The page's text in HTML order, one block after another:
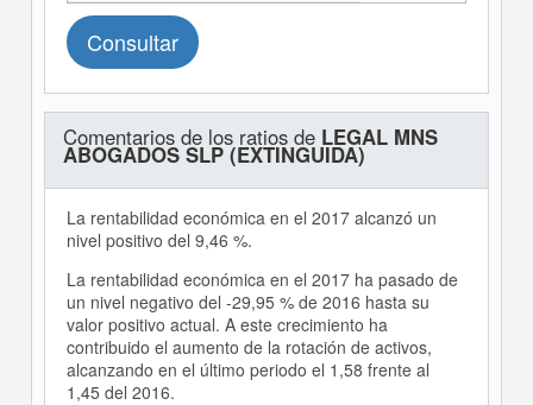
Consultar
Comentarios de los ratios de LEGAL MNS
ABOGADOS SLP (EXTINGUIDA)
La rentabilidad económica en el 2017 alcanzó un
nivel positivo del 9,46 %.
La rentabilidad económica en el 2017 ha pasado de
un nivel negativo del -29,95 % de 2016 hasta su
valor positivo actual. A este crecimiento ha
contribuido el aumento de la rotación de activos,
alcanzando en el último periodo el 1,58 frente al
1,45 del 2016.